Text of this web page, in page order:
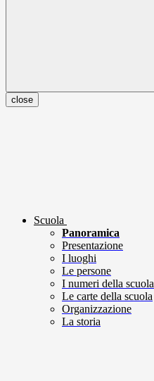
close
Scuola
Panoramica
Presentazione
I luoghi
Le persone
I numeri della scuola
Le carte della scuola
Organizzazione
La storia